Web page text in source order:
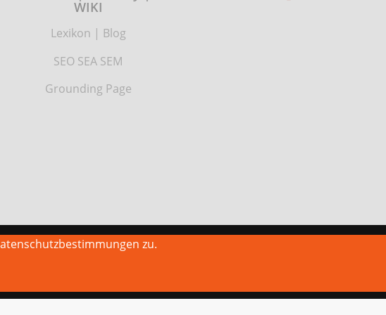
WIKI
Lexikon | Blog
SEO SEA SEM
Grounding Page
zu.